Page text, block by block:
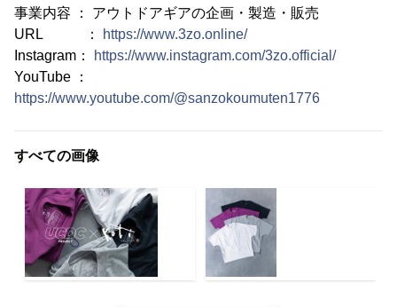
事業内容 ： アウトドアギアの企画・製造・販売
URL ：
https://www.3zo.online/
Instagram：
https://www.instagram.com/3zo.official/
YouTube ：
https://www.youtube.com/@sanzokoumuten1776
すべての画像